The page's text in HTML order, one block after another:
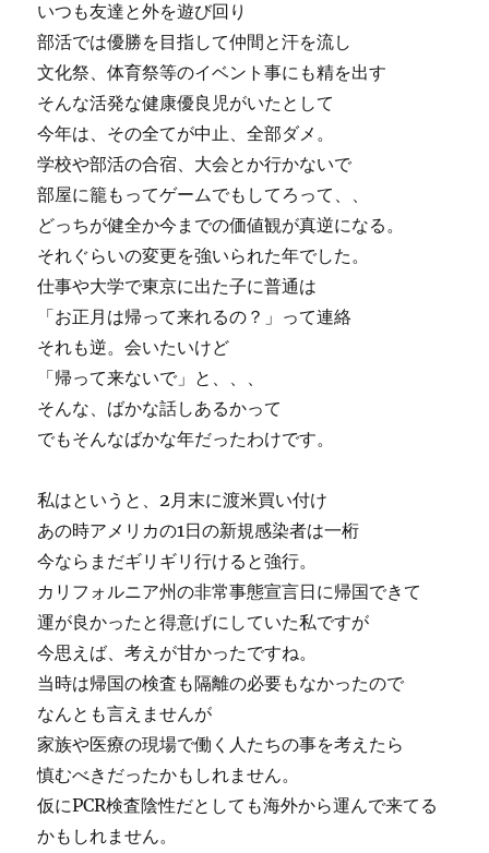
いつも友達と外を遊び回り
部活では優勝を目指して仲間と汗を流し
文化祭、体育祭等のイベント事にも精を出す
そんな活発な健康優良児がいたとして
今年は、その全てが中止、全部ダメ。
学校や部活の合宿、大会とか行かないで
部屋に籠もってゲームでもしてろって、、
どっちが健全か今までの価値観が真逆になる。
それぐらいの変更を強いられた年でした。
仕事や大学で東京に出た子に普通は
「お正月は帰って来れるの？」って連絡
それも逆。会いたいけど
「帰って来ないで」と、、、
そんな、ばかな話しあるかって
でもそんなばかな年だったわけです。
私はというと、2月末に渡米買い付け
あの時アメリカの1日の新規感染者は一桁
今ならまだギリギリ行けると強行。
カリフォルニア州の非常事態宣言日に帰国できて
運が良かったと得意げにしていた私ですが
今思えば、考えが甘かったですね。
当時は帰国の検査も隔離の必要もなかったので
なんとも言えませんが
家族や医療の現場で働く人たちの事を考えたら
慎むべきだったかもしれません。
仮にPCR検査陰性だとしても海外から運んで来てる
かもしれません。